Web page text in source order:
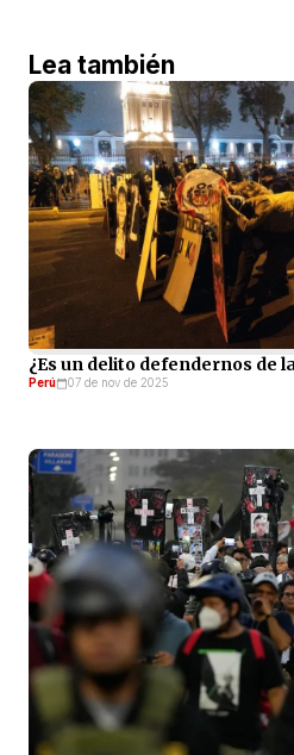
Lea también
¿Es un delito defendernos de
Perú 07 de nov de 2025